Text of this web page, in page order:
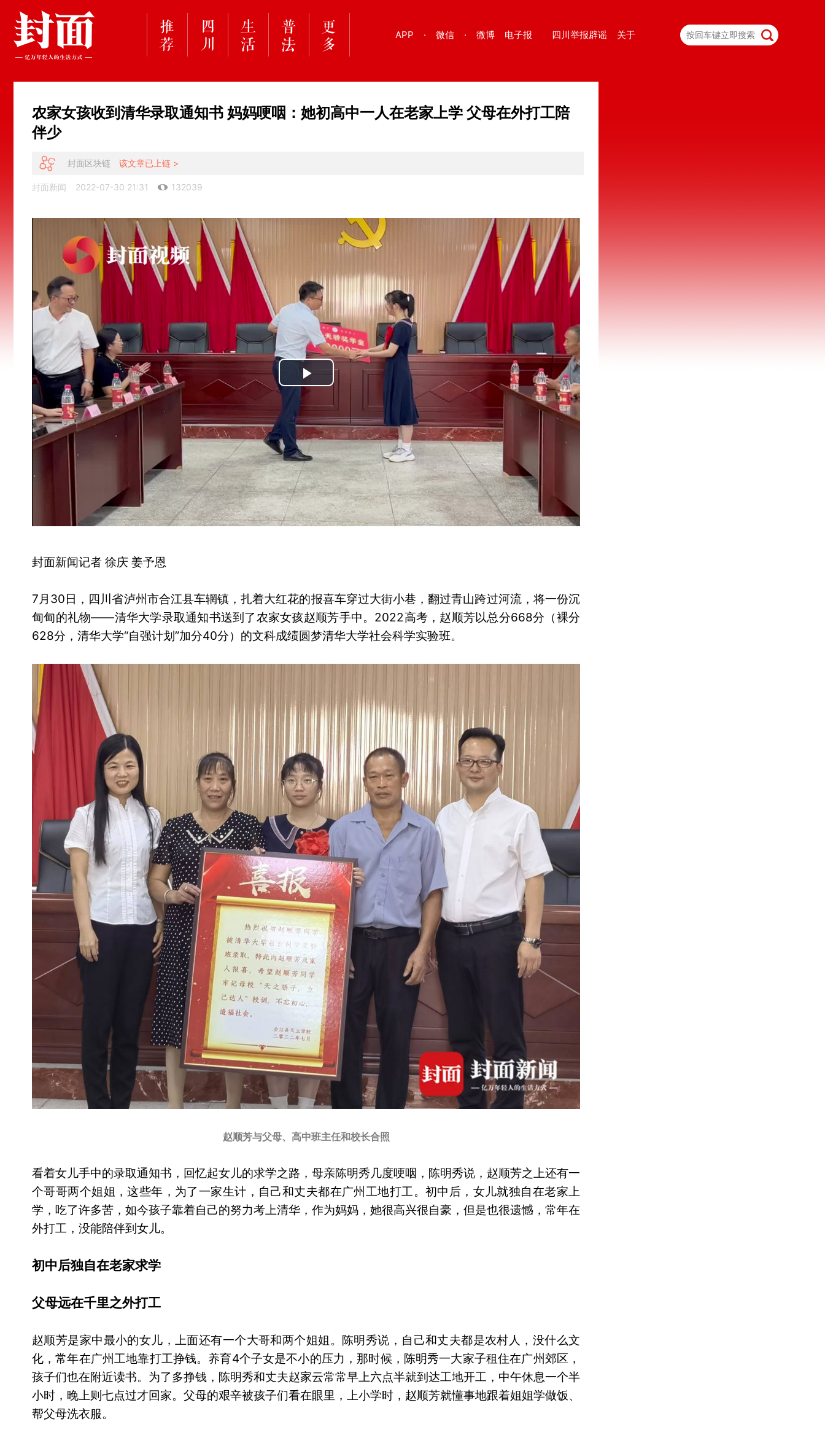
APP · 微信 · 微博 电子报 四川举报辟谣 关于
农家女孩收到清华录取通知书 妈妈哽咽：她初高中一人在老家上学 父母在外打工陪
伴少
封面区块链 该文章已上链 >
封面新闻 2022-07-30 21:31 132039
Play
Video
封面新闻记者 徐庆 姜予恩
7月30日，四川省泸州市合江县车辋镇，扎着大红花的报喜车穿过大街小巷，翻过青山跨过河流，将一份沉
甸甸的礼物——清华大学录取通知书送到了农家女孩赵顺芳手中。2022高考，赵顺芳以总分668分（裸分
628分，清华大学“自强计划”加分40分）的文科成绩圆梦清华大学社会科学实验班。
赵顺芳与父母、高中班主任和校长合照
看着女儿手中的录取通知书，回忆起女儿的求学之路，母亲陈明秀几度哽咽，陈明秀说，赵顺芳之上还有一
个哥哥两个姐姐，这些年，为了一家生计，自己和丈夫都在广州工地打工。初中后，女儿就独自在老家上
学，吃了许多苦，如今孩子靠着自己的努力考上清华，作为妈妈，她很高兴很自豪，但是也很遗憾，常年在
外打工，没能陪伴到女儿。
初中后独自在老家求学
父母远在千里之外打工
赵顺芳是家中最小的女儿，上面还有一个大哥和两个姐姐。陈明秀说，自己和丈夫都是农村人，没什么文
化，常年在广州工地靠打工挣钱。养育4个子女是不小的压力，那时候，陈明秀一大家子租住在广州郊区，
孩子们也在附近读书。为了多挣钱，陈明秀和丈夫赵家云常常早上六点半就到达工地开工，中午休息一个半
小时，晚上则七点过才回家。父母的艰辛被孩子们看在眼里，上小学时，赵顺芳就懂事地跟着姐姐学做饭、
帮父母洗衣服。